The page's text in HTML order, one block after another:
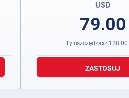
USD
79.00
Ty oszczędzasz 128.00
ZASTOSUJ